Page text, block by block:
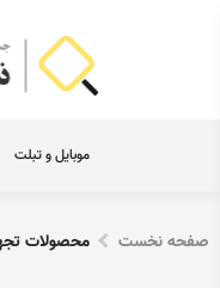
موبایل و تبلت
صفحه نخست محصولات